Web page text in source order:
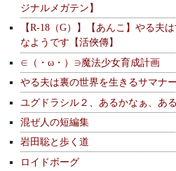
ジナルメガテン】
【R-18（G）】【あんこ】やる夫
なようです【活俠傳】
∈（・ω・）∋魔法少女育成計画
やる夫は裏の世界を生きるサマナ
ユグドラシル２、あるかなぁ、あ
混ぜ人の短編集
岩田聡と歩く道
ロイドボーグ